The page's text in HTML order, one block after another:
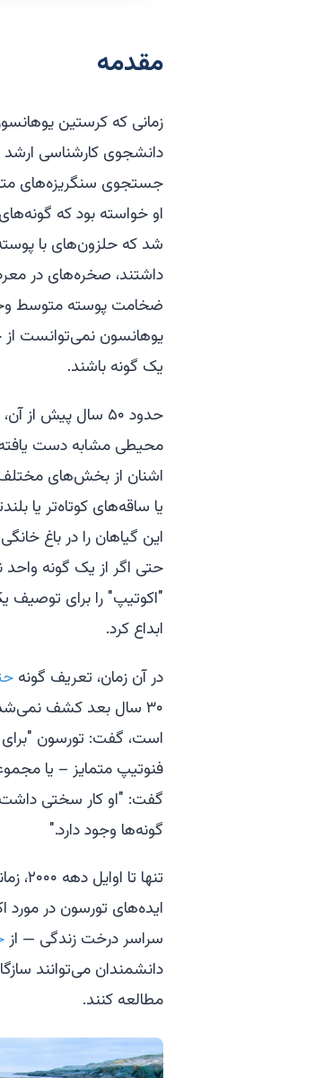
مقدمه
دانشجوی کارشناسی
جستجوی سنگریزه‌های
او خواسته بود که
شد که حلزون‌های با
داشتند، صخره‌های در
ضخامت پوسته متوسط
یوهانسون نمی‌توانست از
یک گونه باشند.
محیطی مشابه دست
اشنان از بخش‌های مختلف
یا ساقه‌های کوتاه‌تر یا
این گیاهان را در باغ
حتی اگر از یک گونه واحد
"اکوتیپ" را برای
ابداع کرد.
در آن زمان، تعریف گونه
۳۰ سال بعد کشف نمی‌شد.
است، گفت: تورسون
فنوتیپ متمایز – یا
گفت: "او کار سختی داشت
گونه‌ها وجود دارد."
تنها
سراسر درخت زندگی — از
دانشمندان می‌توانند
مطالعه کنند.